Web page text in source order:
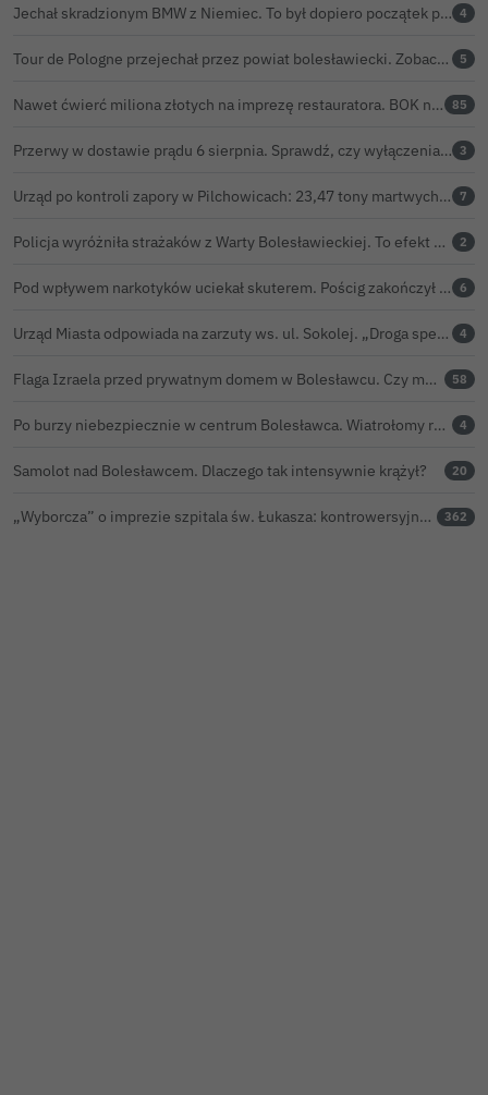
Jechał skradzionym BMW z Niemiec. To był dopiero początek problemów 33-latka 4
Tour de Pologne przejechał przez powiat bolesławiecki. Zobacz wideo z Zebrzydowej 5
Nawet ćwierć miliona złotych na imprezę restauratora. BOK nie chce ujawnić kosztów przed Świętem Ceramiki 85
Przerwy w dostawie prądu 6 sierpnia. Sprawdź, czy wyłączenia obejmą Twoją miejscowość 3
Urząd po kontroli zapory w Pilchowicach: 23,47 tony martwych ryb i zawiadomienie do prokuratury 7
Policja wyróżniła strażaków z Warty Bolesławieckiej. To efekt nocnej akcji, która zakończyła się sukcesem 2
Pod wpływem narkotyków uciekał skuterem. Pościg zakończył w polu kukurydzy 6
Urząd Miasta odpowiada na zarzuty ws. ul. Sokolej. „Droga spełnia wszystkie normy” 4
Flaga Izraela przed prywatnym domem w Bolesławcu. Czy można ją legalnie wywiesić? 58
Po burzy niebezpiecznie w centrum Bolesławca. Wiatrołomy runęły na podwórko 4
Samolot nad Bolesławcem. Dlaczego tak intensywnie krążył? 20
„Wyborcza” o imprezie szpitala św. Łukasza: kontrowersyjna gala dla pracowników 362